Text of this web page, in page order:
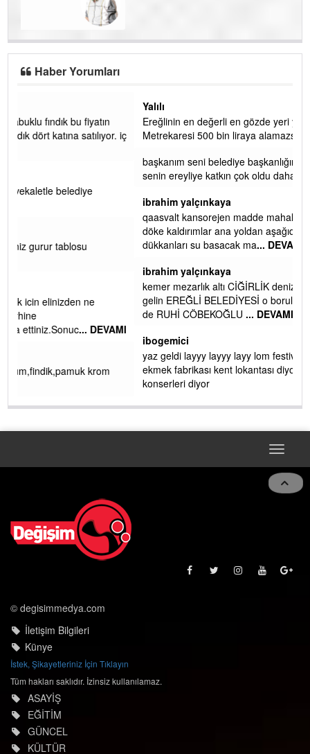
Haber Yorumları
Ereğlinin en değerli en gözde yeri yalı caddesi ve çevresidir.
Metrekaresi 500 bin liraya alamazsın.
başkanım seni belediye başkanlığında da görmek isteriz
senin ereyliye katkın çok oldu daha da olacaktır
ibrahim yalçınkaya
qaasvalt kansorejen madde mahalle aralarında asvalt döke
döke kaldırımlar ana yoldan aşağıda kaldı bi yağmurda
dükkanları su basacak ma
... DEVAMI
kemer mezarlık altı CİĞİRLİK deniz kenarına giden yola
gelin EREĞLİ BELEDİYESİ o boruları zamanında tüm ereğli
de RUHİ CÖBEKOĞLU
... DEVAMI
yaz geldi layyy layyy layy lom festivalleri başladı biz halk
ekmek fabrikası kent lokantası diyoruz ağacum yaz
Toggle
© degisimmedya.com
İletişim Bilgileri
Künye
İstek, Şikayetleriniz İçin Tıklayın
Tüm hakları saklıdır. İzinsiz kullanılamaz.
ASAYİŞ
EĞİTİM
GÜNCEL
KÜLTÜR